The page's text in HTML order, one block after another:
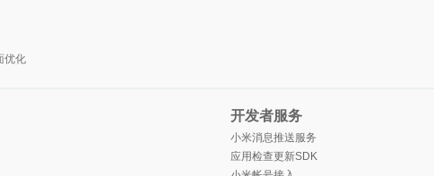
优化
开发者服务
小米消息推送服务
应用检查更新SDK